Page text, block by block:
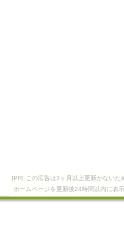
[PR] この広告は3ヶ月以上更新がないた
ホームページを更新後24時間以内に表